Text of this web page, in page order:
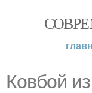
Ковбой